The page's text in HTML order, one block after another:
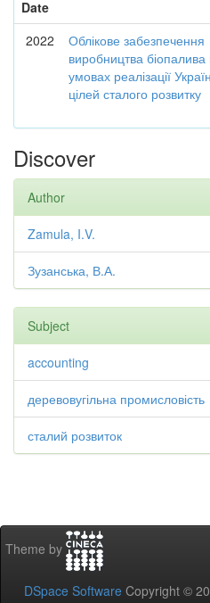
Date
2022
Облікове забезпечення
виробництва біопалива
умовах реалізації
цілей сталого розвитку
Discover
Author
Zamula, I.V.
Зузанська, В.А.
Subject
accounting
деревовугільна промисловість
сталий розвиток
Theme by
DSpace Software Copyright ©